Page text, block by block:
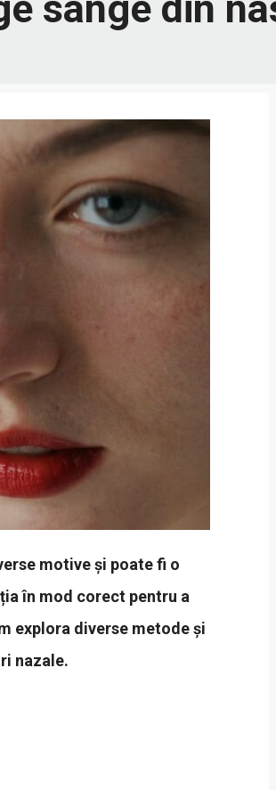
motive și poate fi o
în mod corect pentru a
explora diverse metode și
nazale.